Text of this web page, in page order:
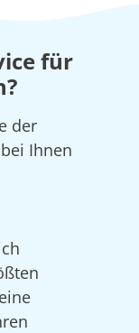
für
der
Ihnen